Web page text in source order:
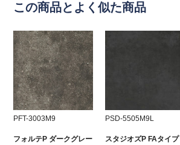
この商品とよく似た商品
PFT-3003M9
フォルテP ダークグレー
PSD-5505M9L
スタジオズP FAタイプ